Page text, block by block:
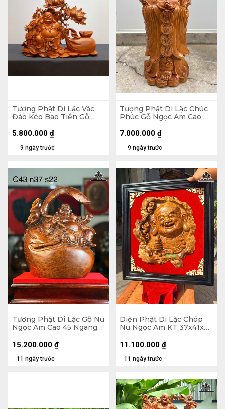
Tượng Phật Di Lặc Vác
Đào Kéo Bao Tiền Gỗ
Sâu 18 (cm)
9 ngày trước
5.800.000 ₫
Tượng Phật Di Lặc Chúc
Phúc Gỗ Ngọc Am Cao 90
9 ngày trước
7.000.000 ₫
Tượng Phật Di Lặc Gỗ Nu
Ngọc Am Cao 45 Ngang
11 ngày trước
15.200.000 ₫
Diện Phật Di Lặc Chóp
Nu Ngọc Am KT 37x41x7
11 ngày trước
11.100.000 ₫